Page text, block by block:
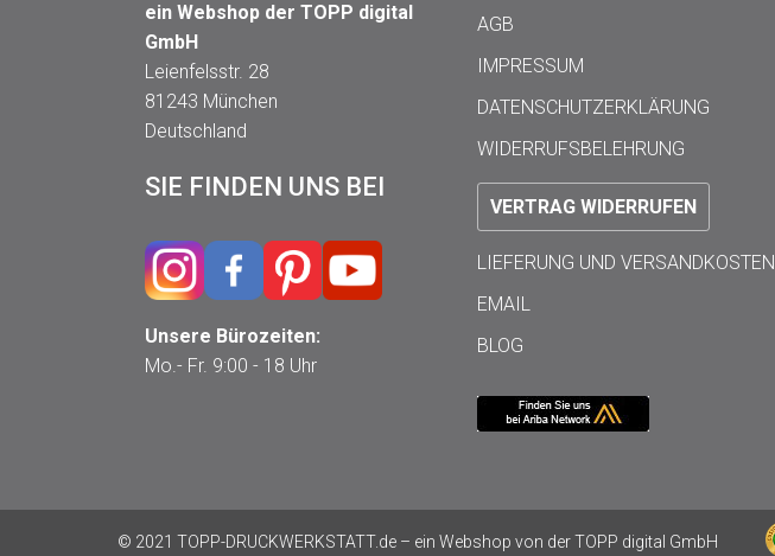
ein Webshop der TOPP digital
GmbH
Leienfelsstr. 28
81243 München
Deutschland
SIE FINDEN UNS BEI
Unsere Bürozeiten:
Mo.- Fr. 9:00 - 18 Uhr
AGB
IMPRESSUM
DATENSCHUTZERKLÄRUNG
WIDERRUFSBELEHRUNG
VERTRAG WIDERRUFEN
LIEFERUNG UND VERSANDKOSTEN
EMAIL
BLOG
© 2021 TOPP-DRUCKWERKSTATT.de – ein Webshop von der TOPP digital GmbH